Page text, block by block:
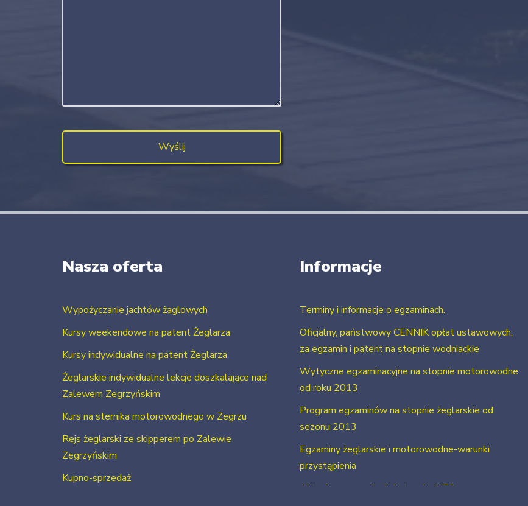
Nasza oferta
Wypożyczanie jachtów żaglowych
Kursy weekendowe na patent Żeglarza
Kursy indywidualne na patent Żeglarza
Żeglarskie indywidualne lekcje doszkalające nad
Zalewem Zegrzyńskim
Kurs na sternika motorowodnego w Zegrzu
Rejs żeglarski ze skipperem po Zalewie
Zegrzyńskim
Kupno-sprzedaż
Informacje
Terminy i informacje o egzaminach.
Oficjalny, państwowy CENNIK opłat ustawowych,
za egzamin i patent na stopnie wodniackie
Wytyczne egzaminacyjne na stopnie motorowodne
od roku 2013
Program egzaminów na stopnie żeglarskie od
sezonu 2013
Egzaminy żeglarskie i motorowodne-warunki
przystąpienia
Aktualne uprawnienia i stopnie INFO